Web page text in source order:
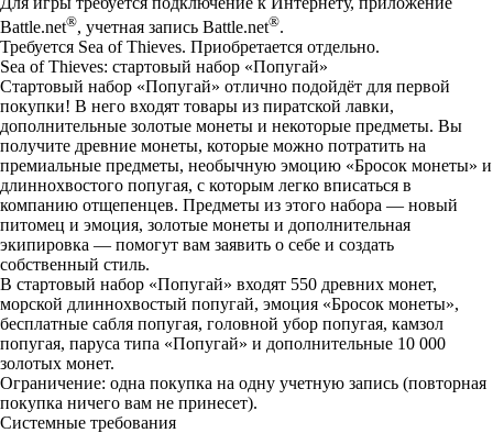
Battle.net®, учетная запись Battle.net®.
Требуется Sea of Thieves. Приобретается отдельно.
Sea of Thieves: стартовый набор «Попугай»
Стартовый набор «Попугай» отлично подойдёт для первой
покупки! В него входят товары из пиратской лавки,
дополнительные золотые монеты и некоторые предметы. Вы
получите древние монеты, которые можно потратить на
премиальные предметы, необычную эмоцию «Бросок монеты» и
длиннохвостого попугая, с которым легко вписаться в
компанию отщепенцев. Предметы из этого набора — новый
питомец и эмоция, золотые монеты и дополнительная
экипировка — помогут вам заявить о себе и создать
собственный стиль.
В стартовый набор «Попугай» входят 550 древних монет,
морской длиннохвостый попугай, эмоция «Бросок монеты»,
бесплатные сабля попугая, головной убор попугая, камзол
попугая, паруса типа «Попугай» и дополнительные 10 000
золотых монет.
Ограничение: одна покупка на одну учетную запись (повторная
покупка ничего вам не принесет).
Системные требования